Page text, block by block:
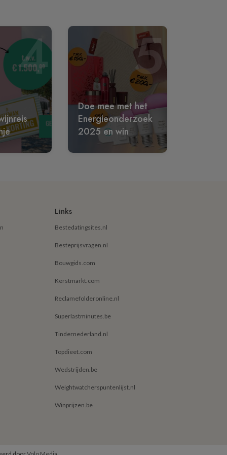
4 5
Doe mee met het
Energieonderzoek
2025 en win
Links
Bestedatingsites.nl
Besteprijsvragen.nl
Bouwgids.com
Kerstmarkt.com
Reclamefolderonline.nl
Superlastminutes.be
Tindernederland.nl
Topdieet.com
Wedstrijden.be
Weightwatcherspuntenlijst.nl
Winprijzen.be